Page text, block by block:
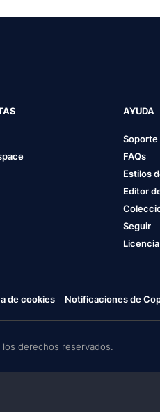
AYUDA
Soporte
FAQs
Estilos
Editor
Seguir
de cookies Notificaciones de
derechos reservados.